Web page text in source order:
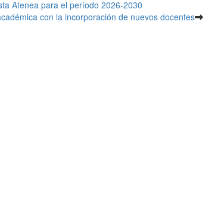
Atenea para el período 2026-2030
con la incorporación de nuevos docentes